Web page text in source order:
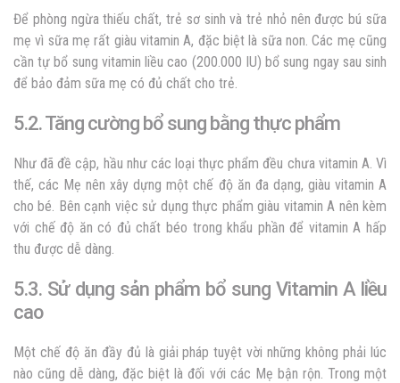
Để phòng ngừa thiếu chất, trẻ sơ sinh và trẻ nhỏ nên được bú sữa
mẹ vì sữa mẹ rất giàu vitamin A, đặc biệt là sữa non. Các mẹ cũng
cần tự bổ sung vitamin liều cao (200.000 IU) bổ sung ngay sau sinh
để bảo đảm sữa mẹ có đủ chất cho trẻ.
5.2. Tăng cường bổ sung bằng thực phẩm
Như đã đề cập, hầu như các loại thực phẩm đều chưa vitamin A. Vì
thế, các Mẹ nên xây dựng một chế độ ăn đa dạng, giàu vitamin A
cho bé. Bên cạnh việc sử dụng thực phẩm giàu vitamin A nên kèm
với chế độ ăn có đủ chất béo trong khẩu phần để vitamin A hấp
thu được dễ dàng.
5.3. Sử dụng sản phẩm bổ sung Vitamin A liều
cao
Một chế độ ăn đầy đủ là giải pháp tuyệt vời những không phải lúc
nào cũng dễ dàng, đặc biệt là đối với các Mẹ bận rộn. Trong một